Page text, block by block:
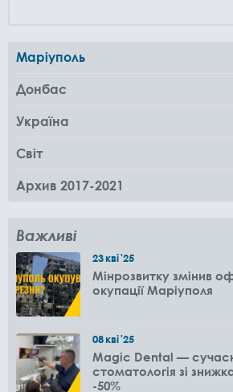
Маріуполь
Донбас
Україна
Світ
Архив 2017-2021
Важливі
23кві'25
Мінрозвитку змінив
окупації Маріуполя
08кві'25
Magic Dental —
стоматологія зі
-50%